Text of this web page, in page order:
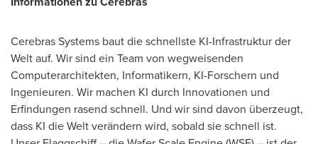
Cerebras Systems baut die schnellste KI-Infrastruktur der
Welt auf. Wir sind ein Team von wegweisenden
Computerarchitekten, Informatikern, KI-Forschern und
Ingenieuren. Wir machen KI durch Innovationen und
Erfindungen rasend schnell. Und wir sind davon überzeugt,
dass KI die Welt verändern wird, sobald sie schnell ist.